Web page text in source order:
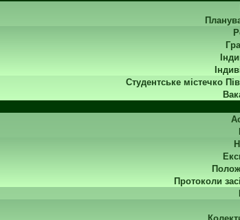
Студентське містечко
Протоколи